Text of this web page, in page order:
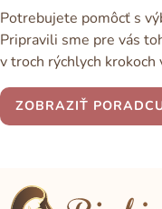
Potrebujete pomôcť s
Pripravili sme pre vás
v troch rýchlych
ZOBRAZIŤ